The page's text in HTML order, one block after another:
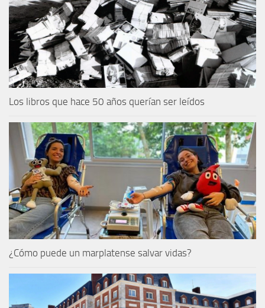
Los libros que hace 50 años querían ser leídos
¿Cómo puede un marplatense salvar vidas?